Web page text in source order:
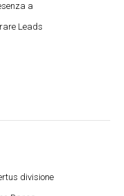
a
Leads
divisione